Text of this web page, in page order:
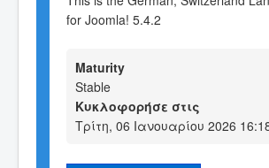
for Joomla! 5.4.2
Maturity
Stable
Κυκλοφορήσε στις
Τρίτη, 06 Ιανουαρίου 2026